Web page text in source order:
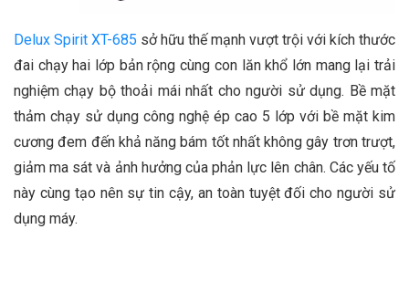
Delux Spirit XT-685 sở hữu thế mạnh vượt trội với kích thước
đai chạy hai lớp bản rộng cùng con lăn khổ lớn mang lại trải
nghiệm chạy bộ thoải mái nhất cho người sử dụng. Bề mặt
thảm chạy sử dụng công nghệ ép cao 5 lớp với bề mặt kim
cương đem đến khả năng bám tốt nhất không gây trơn trượt,
giảm ma sát và ảnh hưởng của phản lực lên chân. Các yếu tố
này cùng tạo nên sự tin cậy, an toàn tuyệt đối cho người sử
dụng máy.